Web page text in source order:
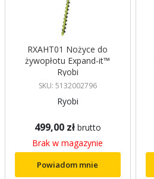
RXAHT01 Nożyce do
żywopłotu Expand-it™
Ryobi
SKU: 5132002796
Ryobi
499,00 zł brutto
Brak w magazynie
Powiadom mnie